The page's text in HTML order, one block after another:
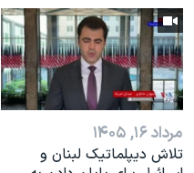
نرگس محمدی برنده جایزه
همایش محافظه‌کاران آمریکا
صفحه‌های ویژه
سفر پرزیدنت ترامپ به چینمرداد ۱۶, ۱۴۰۵
تلاش دیپلماتیک لبنان و